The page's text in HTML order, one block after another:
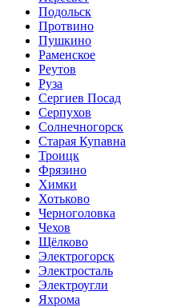
Подольск
Протвино
Пушкино
Раменское
Реутов
Руза
Сергиев Посад
Серпухов
Солнечногорск
Старая Купавна
Троицк
Фрязино
Химки
Хотьково
Черноголовка
Чехов
Щёлково
Электрогорск
Электросталь
Электроугли
Яхрома